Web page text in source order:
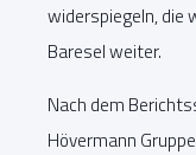
widerspiegeln, die
Baresel weiter.
Nach dem
Hövermann